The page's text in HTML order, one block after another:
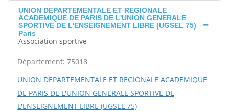
UNION DEPARTEMENTALE ET REGIONALE
ACADEMIQUE DE PARIS DE L'UNION GENERALE
SPORTIVE DE L'ENSEIGNEMENT LIBRE (UGSEL 75)
Paris
Association sportive
Département: 75018
UNION DEPARTEMENTALE ET REGIONALE ACADEMIQUE
DE PARIS DE L'UNION GENERALE SPORTIVE DE
L'ENSEIGNEMENT LIBRE (UGSEL 75)